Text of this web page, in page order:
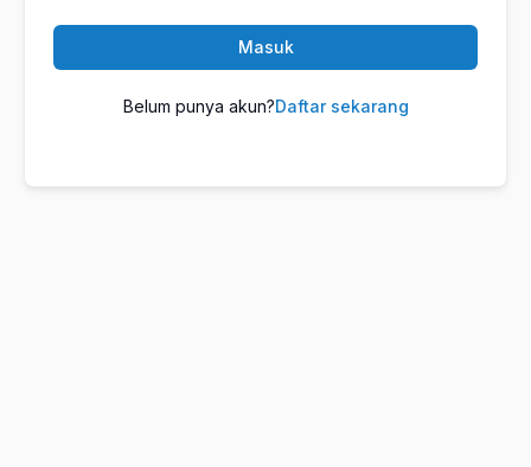
Masuk
Belum punya akun?Daftar sekarang